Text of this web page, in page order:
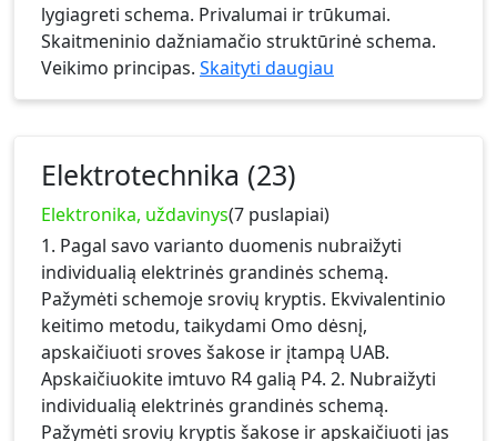
lygiagreti schema. Privalumai ir trūkumai.
Skaitmeninio dažniamačio struktūrinė schema.
Veikimo principas. Skaityti daugiau
Elektrotechnika (23)
Elektronika, uždavinys(7 puslapiai)
1. Pagal savo varianto duomenis nubraižyti
individualią elektrinės grandinės schemą.
Pažymėti schemoje srovių kryptis. Ekvivalentinio
keitimo metodu, taikydami Omo dėsnį,
apskaičiuoti sroves šakose ir įtampą UAB.
Apskaičiuokite imtuvo R4 galią P4. 2. Nubraižyti
individualią elektrinės grandinės schemą.
Pažymėti srovių kryptis šakose ir apskaičiuoti jas